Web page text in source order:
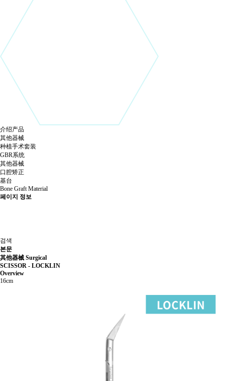
介绍产品
其他器械
种植手术套装
GBR系统
其他器械
口腔矫正
基台
Bone Graft Material
페이지 정보
검색
본문
其他器械 Surgical
SCISSOR - LOCKLIN
Overview
16cm